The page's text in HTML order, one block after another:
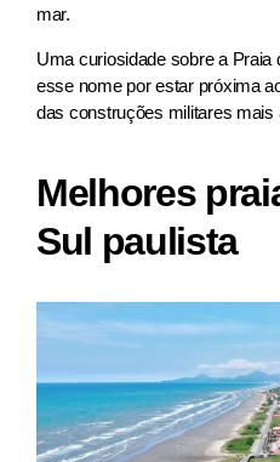
mar.
Uma curiosidade sobre a Praia
esse nome por estar próxima
das construções militares mais
Melhores
Sul paulista